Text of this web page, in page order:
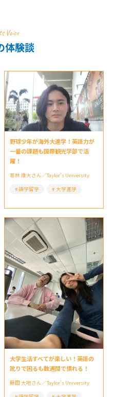
Voice
体験談
野球少年が海外大進学！英語力が
一番の課題も国際観光学部で活
躍！
若林 康大さん／Taylor’s University
語学留学
大学進学
大学生活すべてが楽しい！英語の
訛りで困るも数週間で慣れる！
藤田 大地さん／Taylor’s University